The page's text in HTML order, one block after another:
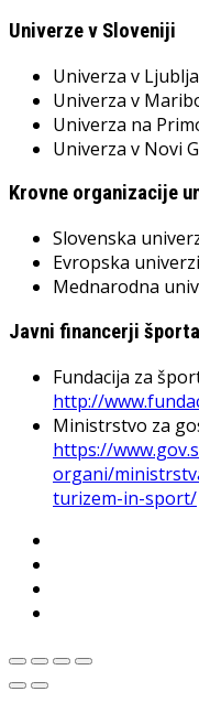
Univerze v Sloveniji
Univerza v
Univerza v
Univerza na
Univerza v Novi
Krovne organizacije
Slovenska
Evropska
Mednarodna
Javni financerji
Fundacija za
http://
Ministrstvo za
https://
organi/
turizem-in-sport/